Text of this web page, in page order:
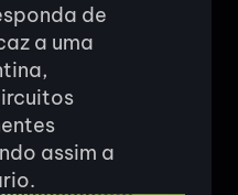
de
a uma
assim a